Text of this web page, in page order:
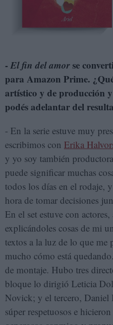
-El fin del amorse
para Amazon Prime.
artístico y de producción
podés adelantar del
- En la serie estuve muy
escribimos con Erika
y yo soy también
puede significar muchas
todos los días en el rodaje,
hora de tomar decisiones
En el set estuve con
explicándoles cosas de mi
textos a la luz de lo que me
mucho cómo está
de montaje. Hubo tres
bloque lo dirigió Leticia
Novick; y el tercero, Daniel
súper respetuosos e